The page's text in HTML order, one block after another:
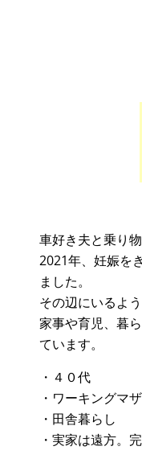
車好き夫と乗り
2021年、妊娠を
ました。
その辺にいるよ
家事や育児、暮
ています。
・４０代
・ワーキングマ
・田舎暮らし
・実家は遠方。